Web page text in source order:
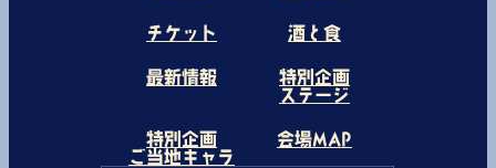
チケット 酒と食
最新情報
特別企画
ステージ
特別企画
ご当地キャラ
会場MAP